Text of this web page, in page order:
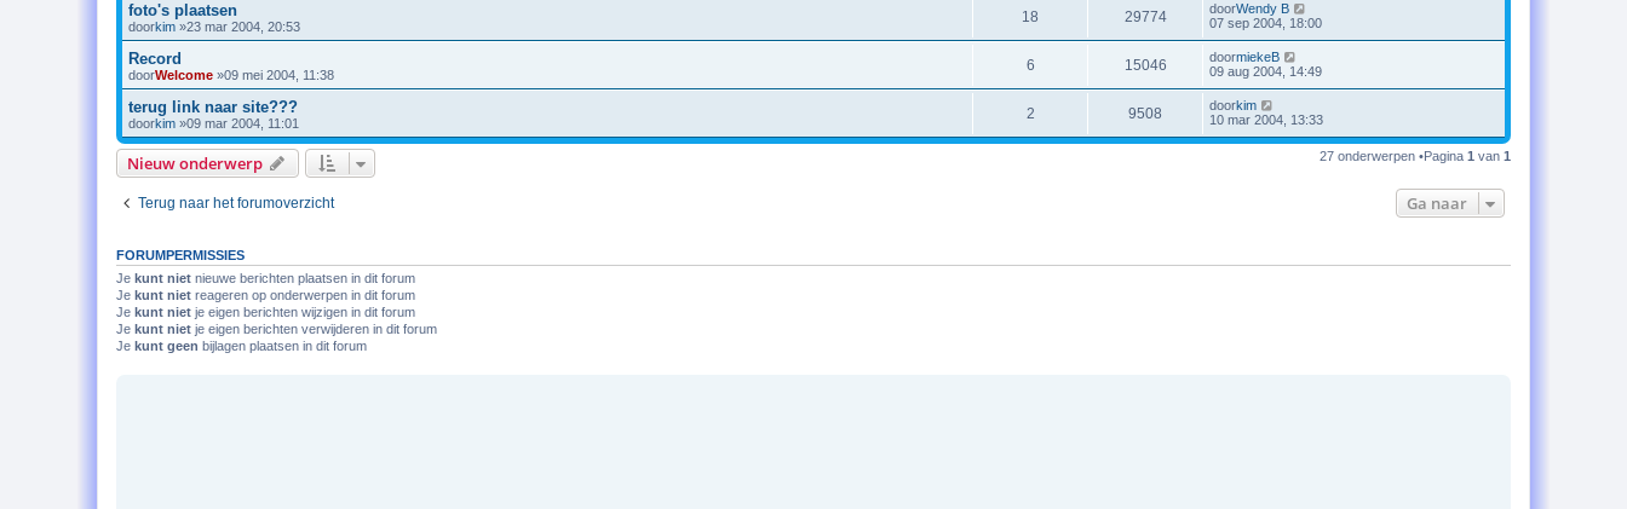
foto's plaatsen
doorkim »23 mar 2004, 20:53
18 29774 doorWendy B
07 sep 2004, 18:00
Record
doorWelcome »09 mei 2004, 11:38
6 15046 doormiekeB
09 aug 2004, 14:49
terug link naar site???
doorkim »09 mar 2004, 11:01
2 9508 doorkim
10 mar 2004, 13:33
Nieuw onderwerp 27 onderwerpen •Pagina 1 van 1
Terug naar het forumoverzicht Ga naar
FORUMPERMISSIES
Je kunt niet nieuwe berichten plaatsen in dit forum
Je kunt niet reageren op onderwerpen in dit forum
Je kunt niet je eigen berichten wijzigen in dit forum
Je kunt niet je eigen berichten verwijderen in dit forum
Je kunt geen bijlagen plaatsen in dit forum